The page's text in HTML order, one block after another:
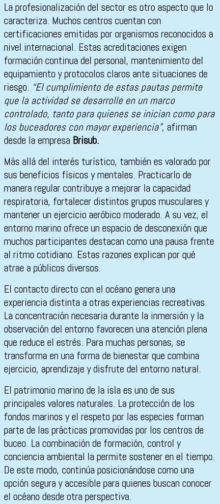
La profesionalización del sector es otro aspecto que lo
caracteriza. Muchos centros cuentan con
certificaciones emitidas por organismos reconocidos a
nivel internacional. Estas acreditaciones exigen
formación continua del personal, mantenimiento del
equipamiento y protocolos claros ante situaciones de
riesgo. “El cumplimiento de estas pautas permite
que la actividad se desarrolle en un marco
controlado, tanto para quienes se inician como para
los buceadores con mayor experiencia”, afirman
desde la empresa Brisub.
Más allá del interés turístico, también es valorado por
sus beneficios físicos y mentales. Practicarlo de
manera regular contribuye a mejorar la capacidad
respiratoria, fortalecer distintos grupos musculares y
mantener un ejercicio aeróbico moderado. A su vez, el
entorno marino ofrece un espacio de desconexión que
muchos participantes destacan como una pausa frente
al ritmo cotidiano. Estas razones explican por qué
atrae a públicos diversos.
El contacto directo con el océano genera una
experiencia distinta a otras experiencias recreativas.
La concentración necesaria durante la inmersión y la
observación del entorno favorecen una atención plena
que reduce el estrés. Para muchas personas, se
transforma en una forma de bienestar que combina
ejercicio, aprendizaje y disfrute del entorno natural.
El patrimonio marino de la isla es uno de sus
principales valores naturales. La protección de los
fondos marinos y el respeto por las especies forman
parte de las prácticas promovidas por los centros de
buceo. La combinación de formación, control y
conciencia ambiental la permite sostener en el tiempo.
De este modo, continúa posicionándose como una
opción segura y accesible para quienes buscan conocer
el océano desde otra perspectiva.